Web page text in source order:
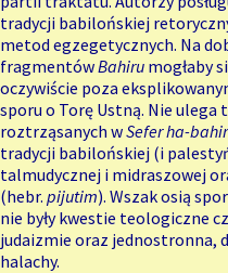
tradycji babilońskiej
metod egzegetycznych. Na
fragmentówBahiru mogłaby
oczywiście poza
sporu o Torę Ustną. Nie ulega
roztrząsanych wSefer ha-bahir
tradycji babilońskiej (i
talmudycznej i midraszowej
(hebr. pijutim). Wszak osią
nie były kwestie teologiczne
judaizmie oraz jednostronna,
halachy.